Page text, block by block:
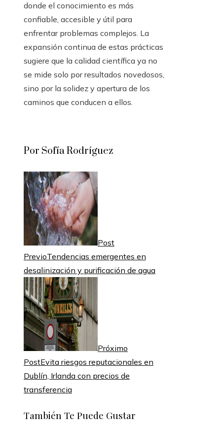
donde el conocimiento es más
confiable, accesible y útil para
enfrentar problemas complejos. La
expansión continua de estas prácticas
sugiere que la calidad científica ya no
se mide solo por resultados novedosos,
sino por la solidez y apertura de los
caminos que conducen a ellos.
Por Sofía Rodríguez
Post
PrevioTendencias emergentes en
desalinización y purificación de agua
Próximo
PostEvita riesgos reputacionales en
Dublín, Irlanda con precios de
transferencia
También Te Puede Gustar